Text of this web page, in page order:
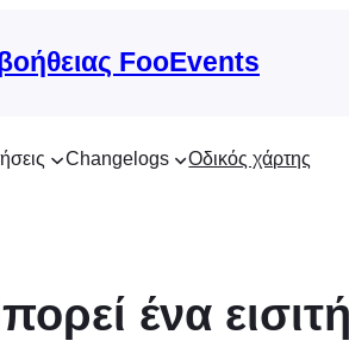
FooEvents
Changelogs Οδικός χάρτης
ένα